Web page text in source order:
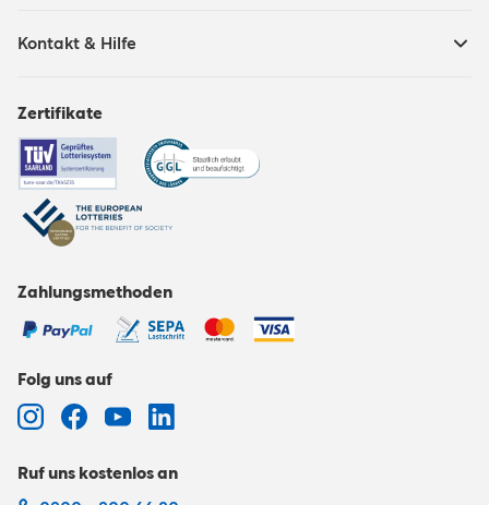
Kontakt & Hilfe
Zertifikate
Zahlungsmethoden
Folg uns auf
Ruf uns kostenlos an